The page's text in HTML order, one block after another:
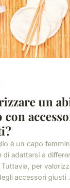
un
è un capo
di adattarsi a
per
accessori giusti